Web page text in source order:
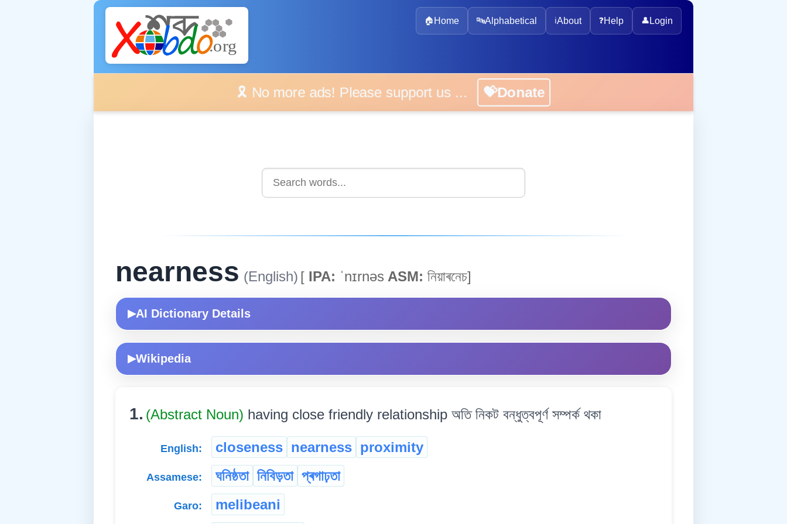
🏠 Home 🔤Alphabetical ℹ️About ❓Help 👤 Login
🎗️ No more ads! Please support us ... 💝Donate
nearness (English) [ IPA: ˈnɪrnəs ASM: নিয়াৰনেচ]
▶AI Dictionary Details
▶Wikipedia
1. (Abstract Noun) having close friendly relationship অতি নিকট বন্ধুত্বপূৰ্ণ সম্পৰ্ক থকা
English: closeness nearness proximity
Assamese: ঘনিষ্ঠতা নিবিড়তা প্ৰগাঢ়তা
Garo: melibeani